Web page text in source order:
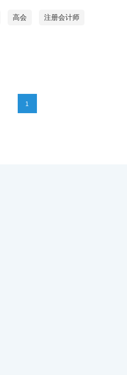
高会 注册会计师
1